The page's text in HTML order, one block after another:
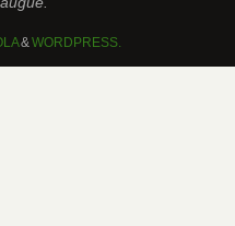
&WORDPRESS.